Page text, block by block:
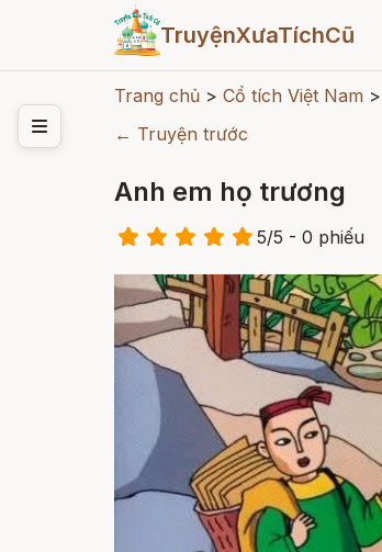
TruyệnXưaTíchCũ
Trang chủ > Cổ tích Việt Nam >
← Truyện trước
Anh em họ trương
5/5 - 0 phiếu